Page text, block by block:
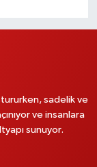
sadelik ve
ve insanlara
sunuyor.